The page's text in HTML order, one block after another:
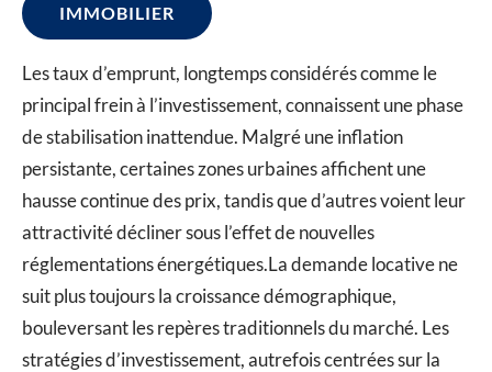
IMMOBILIER
Les taux d’emprunt, longtemps considérés comme le
principal frein à l’investissement, connaissent une phase
de stabilisation inattendue. Malgré une inflation
persistante, certaines zones urbaines affichent une
hausse continue des prix, tandis que d’autres voient leur
attractivité décliner sous l’effet de nouvelles
réglementations énergétiques.La demande locative ne
suit plus toujours la croissance démographique,
bouleversant les repères traditionnels du marché. Les
stratégies d’investissement, autrefois centrées sur la